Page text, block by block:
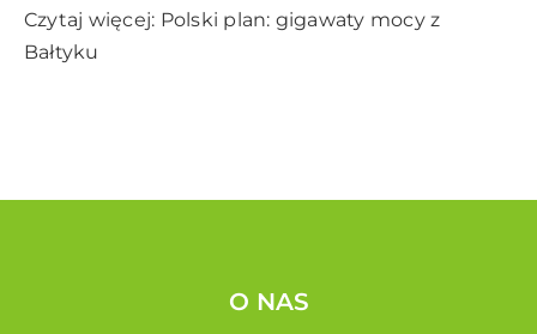
Czytaj więcej: Polski plan: gigawaty mocy z
Bałtyku
O NAS